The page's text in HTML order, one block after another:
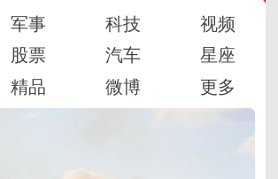
军事 科技
视频
股票 汽车
星座
精品 微博 更多